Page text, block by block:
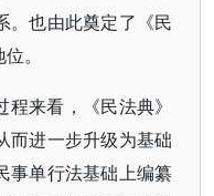
。也由此奠定了《民
。
来看，《民法典》
而进一步升级为基础
事单行法基础上编纂